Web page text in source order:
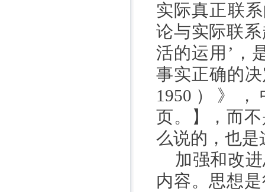
实际真正联
论与实际联
活的运用’，
事实正确的
1950 ）》
页。】，而
么说的，也是
加强和改
内容。思想